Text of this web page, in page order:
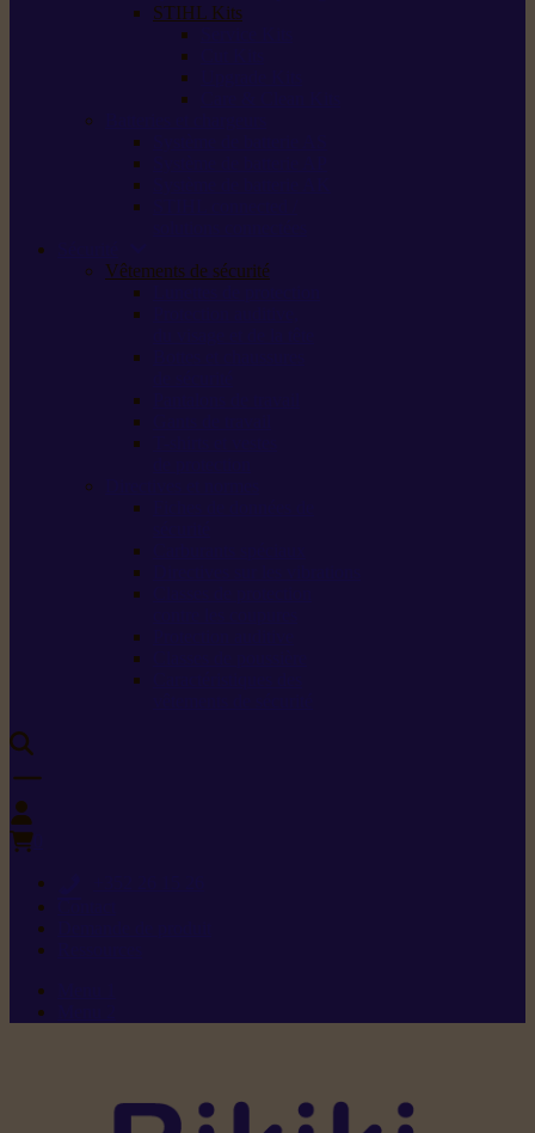
STIHL Kits
Vêtements de sécurité